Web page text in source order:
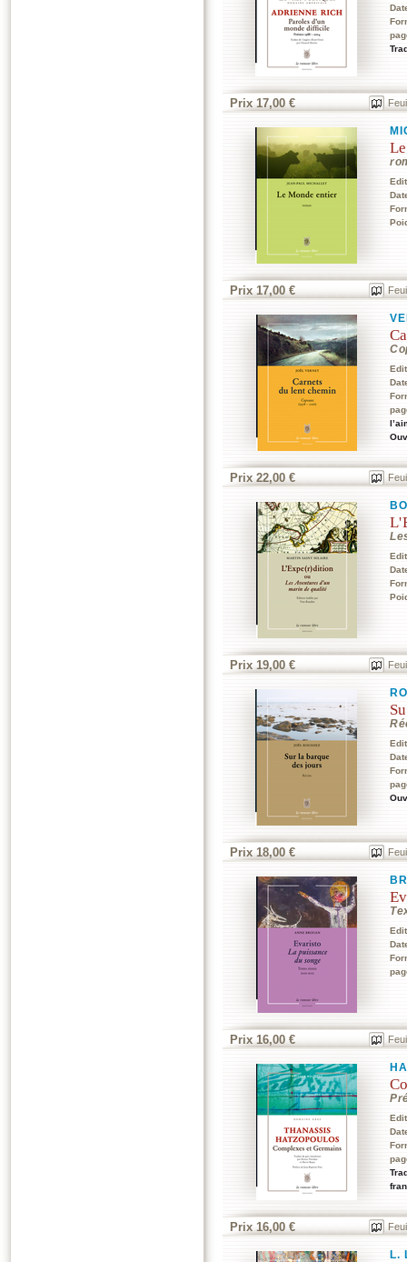
Prix 17,00 €
Prix 17,00 €
Prix 22,00 €
Prix 19,00 €
Prix 18,00 €
Prix 16,00 €
Prix 16,00 €
L.